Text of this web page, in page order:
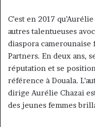
C’est en 2017
autres talentueuses
diaspora camerounaise
Partners. En deux ans,
réputation et se
référence à Douala.
dirige Aurélie Chazai
des jeunes femmes